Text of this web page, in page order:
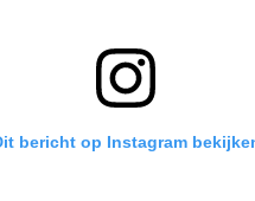
bericht op Instagram